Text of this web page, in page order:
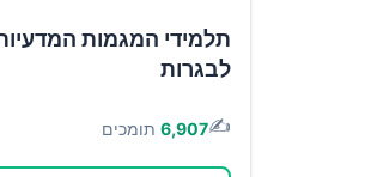
תלמידי המגמות
לבגרות
✍️
6,907 תומכים